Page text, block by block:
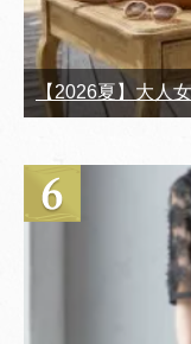
【2026夏】大人